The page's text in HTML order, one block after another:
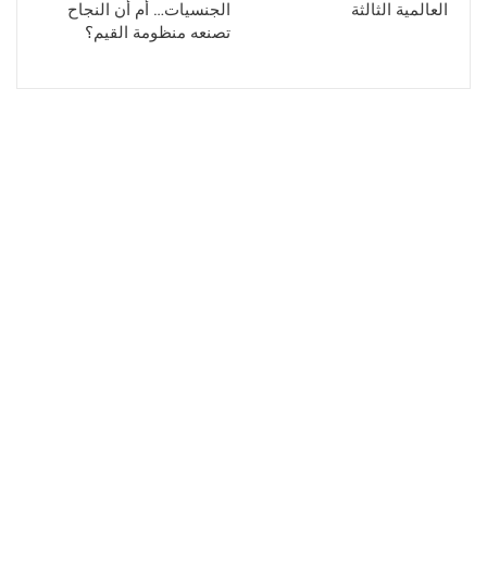
العالمية الثالثة
الجنسيات… أم أن النجاح
تصنعه منظومة القيم؟